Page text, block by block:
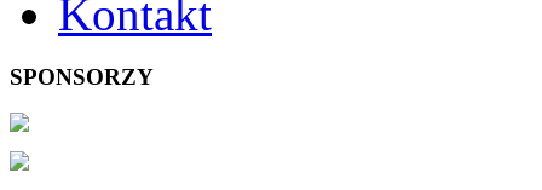
Kontakt
SPONSORZY